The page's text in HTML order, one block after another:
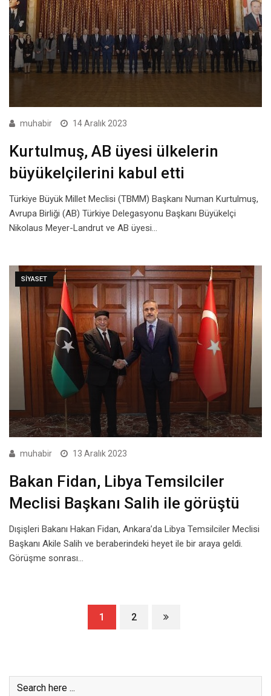
muhabir 14 Aralık 2023
Kurtulmuş, AB üyesi ülkelerin
büyükelçilerini kabul etti
Türkiye Büyük Millet Meclisi (TBMM) Başkanı Numan Kurtulmuş,
Avrupa Birliği (AB) Türkiye Delegasyonu Başkanı Büyükelçi
Nikolaus Meyer-Landrut ve AB üyesi…
SIYASET
muhabir 13 Aralık 2023
Bakan Fidan, Libya Temsilciler
Meclisi Başkanı Salih ile görüştü
Dışişleri Bakanı Hakan Fidan, Ankara’da Libya Temsilciler Meclisi
Başkanı Akile Salih ve beraberindeki heyet ile bir araya geldi.
Görüşme sonrası…
1 2